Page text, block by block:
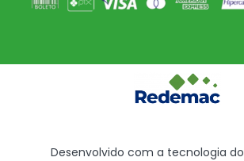
Desenvolvido com a tecnologia do